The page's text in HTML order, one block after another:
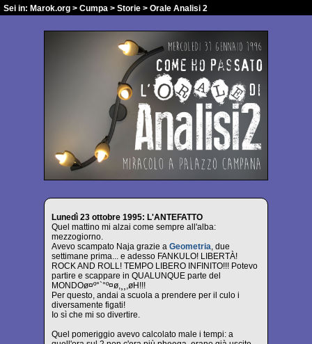
Sei in: Marok.org > Cumpa > Storie > Orale Analisi 2
Lunedì 23 ottobre 1995: L'ANTEFATTO
Quel mattino mi alzai come sempre all'alba:
mezzogiorno.
Avevo scampato Naja grazie a Geometria, due
settimane prima... e adesso FANKULO! LIBERTÀ!
ROCK AND ROLL! TEMPO LIBERO INFINITO!!! Potevo
partire e scappare in QUALUNQUE parte del
MONDOø¤º°`°º¤ø,¸¸,øH!!!
Per questo, andai a scuola a prendere per il culo i
diversamente figati!
Io sì che mi so divertire.
Quel pomeriggio avevo calcolato male i tempi: a